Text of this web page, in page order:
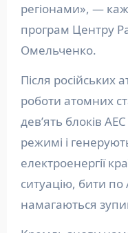
регіонами», —
програм Центру
Омельченко.
Після російських
роботи атомних
дев’ять блоків
режимі і
електроенергії
ситуацію, бити
намагаються